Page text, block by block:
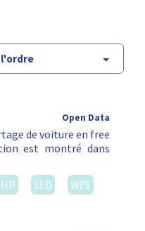
l'ordre
Open Data
de voiture en free
est montré dans
SLD
WFS